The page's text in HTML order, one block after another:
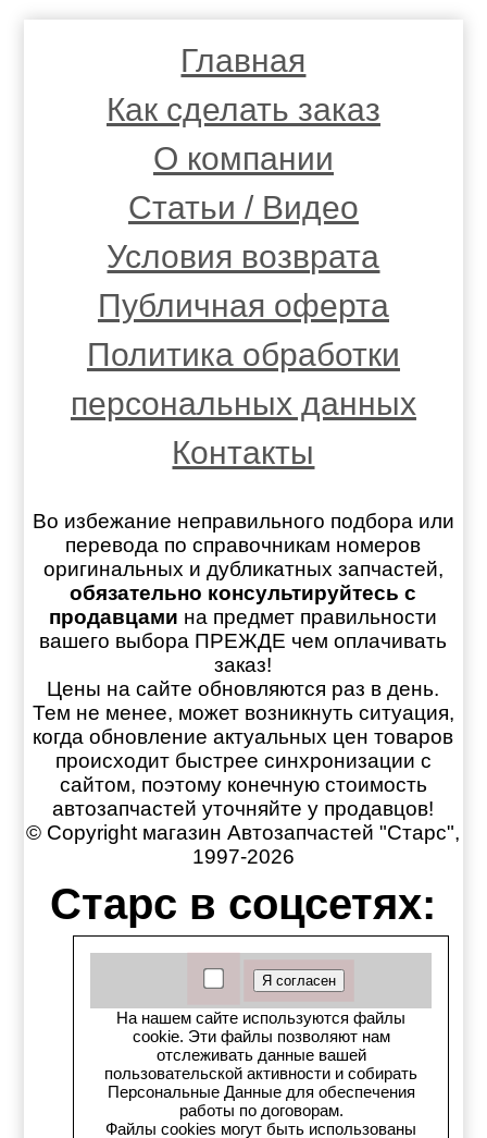
Главная
Как сделать заказ
О компании
Статьи / Видео
Условия возврата
Публичная оферта
Политика обработки
персональных данных
Контакты
Во избежание неправильного подбора или
перевода по справочникам номеров
оригинальных и дубликатных запчастей,
обязательно консультируйтесь с
продавцами на предмет правильности
вашего выбора ПРЕЖДЕ чем оплачивать
заказ!
Цены на сайте обновляются раз в день.
Тем не менее, может возникнуть ситуация,
когда обновление актуальных цен товаров
происходит быстрее синхронизации с
сайтом, поэтому конечную стоимость
автозапчастей уточняйте у продавцов!
© Copyright магазин Автозапчастей "Старс",
1997-2026
Старс в соцсетях:
Старс вКонтакте
Старс в YouTube
Телеграм-канал
Старс на Drom.ru
На нашем сайте используются файлы
cookie. Эти файлы позволяют нам
отслеживать данные вашей
пользовательской активности и собирать
Персональные Данные для обеспечения
работы по договорам.
Файлы cookies могут быть использованы